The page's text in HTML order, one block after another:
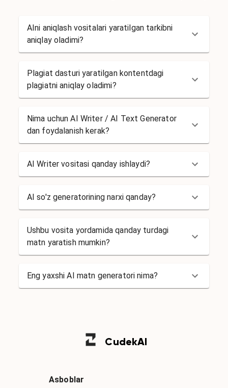
AIni aniqlash vositalari yaratilgan tarkibni
aniqlay oladimi?
Plagiat dasturi yaratilgan kontentdagi
plagiatni aniqlay oladimi?
Nima uchun AI Writer / AI Text Generator
dan foydalanish kerak?
AI Writer vositasi qanday ishlaydi?
AI so'z generatorining narxi qanday?
Ushbu vosita yordamida qanday turdagi
matn yaratish mumkin?
Eng yaxshi AI matn generatori nima?
CudekAI
Asboblar